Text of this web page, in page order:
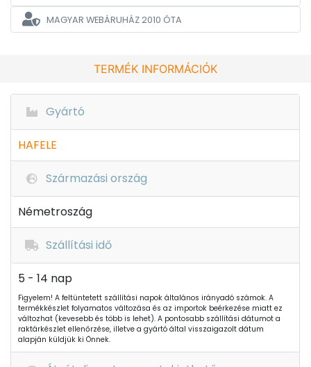
MAGYAR WEBÁRUHÁZ2010 ÓTA
TERMÉK INFORMÁCIÓK
Gyártó
HAFELE
Származási ország
Németroszág
Szállítási idő
5 - 14 nap
Figyelem! A feltüntetett szállítási napok általános irányadó számok. A
termékkészlet folyamatos változása és az importok beérkezése miatt ez
változhat (kevesebb és több is lehet). A pontosabb szállítási dátumot a
raktárkészlet ellenőrzése, illetve a gyártó által visszaigazolt dátum
alapján küldjük ki Önnek.